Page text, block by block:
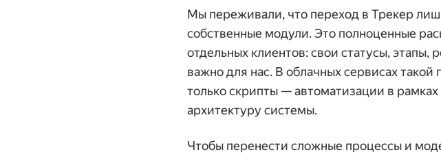
Мы переживали, что переход в Трекер
собственные модули. Это полноценные
отдельных клиентов: свои статусы,
важно для нас. В облачных сервисах
только скрипты — автоматизации в
архитектуру системы.
Чтобы перенести сложные процессы и